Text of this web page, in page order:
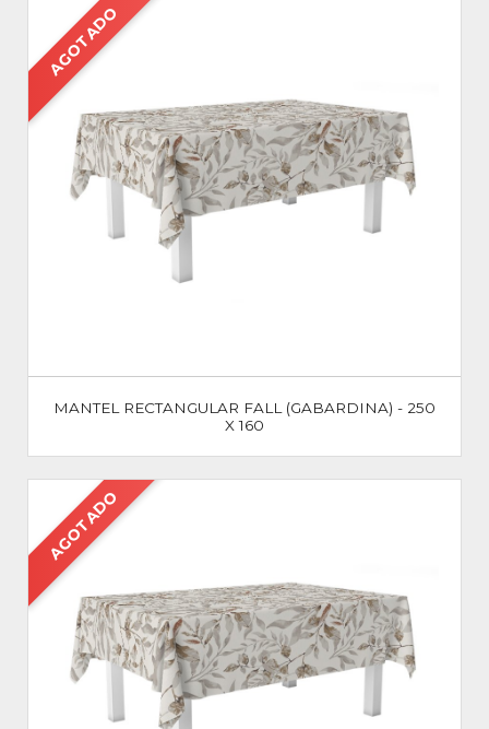
AGOTADO
MANTEL RECTANGULAR FALL (GABARDINA) - 250
X 160
AGOTADO